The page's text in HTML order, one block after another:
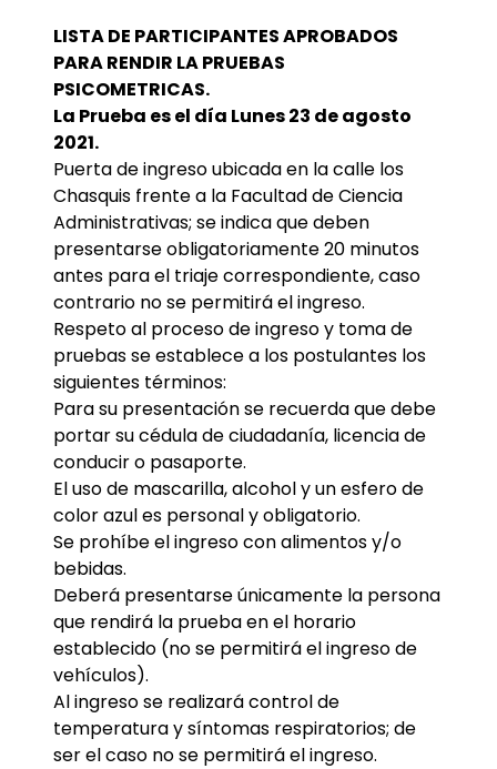
LISTA DE PARTICIPANTES APROBADOS
PARA RENDIR LA PRUEBAS
PSICOMETRICAS.
La Prueba es el día Lunes 23 de agosto
2021.
Puerta de ingreso ubicada en la calle los
Chasquis frente a la Facultad de Ciencia
Administrativas; se indica que deben
presentarse obligatoriamente 20 minutos
antes para el triaje correspondiente, caso
contrario no se permitirá el ingreso.
Respeto al proceso de ingreso y toma de
pruebas se establece a los postulantes los
siguientes términos:
Para su presentación se recuerda que debe
portar su cédula de ciudadanía, licencia de
conducir o pasaporte.
El uso de mascarilla, alcohol y un esfero de
color azul es personal y obligatorio.
Se prohíbe el ingreso con alimentos y/o
bebidas.
Deberá presentarse únicamente la persona
que rendirá la prueba en el horario
establecido (no se permitirá el ingreso de
vehículos).
Al ingreso se realizará control de
temperatura y síntomas respiratorios; de
ser el caso no se permitirá el ingreso.